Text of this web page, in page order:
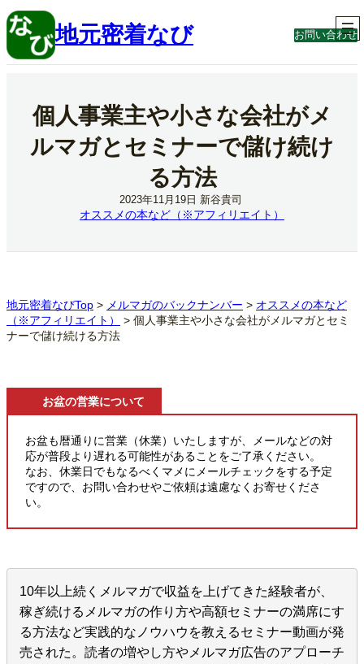
内
容
ス
地元密着なび お問い合わせ
個人事業主や小さな会社がメ
ルマガとセミナーで儲け続け
る方法
2023年11月19日 新谷貴司
オススメの本など（※アフィリエイト）
地元密着なびTop > メルマガのバックナンバー > オススメの本など
（※アフィリエイト）
> 個人事業主や小さな会社がメルマガとセミ
ナーで儲け続ける方法
お盆の営業について
お盆も暦通りに営業（休業）いたしますが、メールなどの対
応が普段より遅れる可能性があることをご了承ください。
なお、休業日でもなるべくマメにメールチェックをする予定
ですので、お問い合わせやご依頼は遠慮なくお寄せくださ
い。
10年以上続くメルマガで収益を上げてきた経験者が、
稼ぎ続けるメルマガの作り方や高額セミナーの満席にす
る方法など実践的なノウハウを教えるセミナー動画が発
売された。読者の増やし方やメルマガ広告のアプローチ